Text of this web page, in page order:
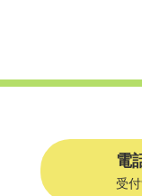
電
受